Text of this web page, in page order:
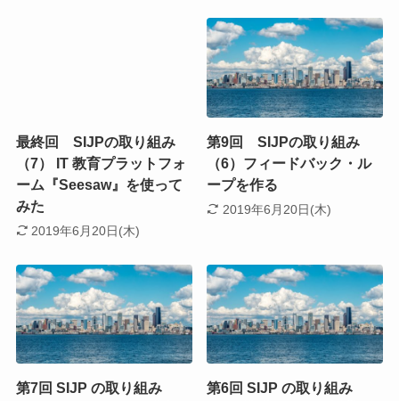
最終回 SIJPの取り組み
（7） IT 教育プラットフォ
ーム『Seesaw』を使って
みた
2019年6月20日(木)
第9回 SIJPの取り組み
（6）フィードバック・ル
ープを作る
2019年6月20日(木)
第7回 SIJP の取り組み
第6回 SIJP の取り組み